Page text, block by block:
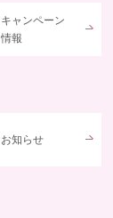
キャンペーン
情報
お知らせ